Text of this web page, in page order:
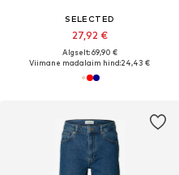
SELECTED
27,92 €
Algselt: 69,90 €
Viimane madalaim hind:24,43 €